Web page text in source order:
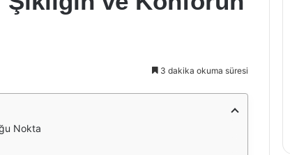
3 dakika okuma süresi
Nokta